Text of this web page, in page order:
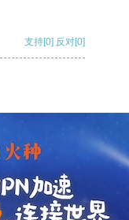
支持[0] 反对[0]
支持 [0] 反对 [0]